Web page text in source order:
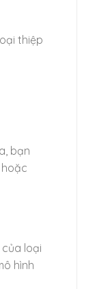
thiệp
bạn
loại
hình